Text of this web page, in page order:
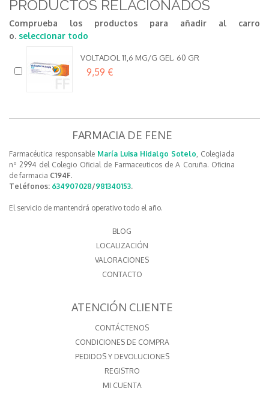
PRODUCTOS RELACIONADOS
Comprueba los productos para añadir al carro
o. seleccionar todo
VOLTADOL 11,6 MG/G GEL. 60 GR
9,59 €
FARMACIA DE FENE
Farmacéutica responsable María Luisa Hidalgo Sotelo , Colegiada
nº 2994 del Colegio Oficial de Farmaceuticos de A Coruña. Oficina
de farmacia C194F.
Teléfonos: 634907028/981340153.
El servicio de mantendrá operativo todo el año.
BLOG
LOCALIZACIÓN
VALORACIONES
CONTACTO
ATENCIÓN CLIENTE
CONTÁCTENOS
CONDICIONES DE COMPRA
PEDIDOS Y DEVOLUCIONES
REGISTRO
MI CUENTA